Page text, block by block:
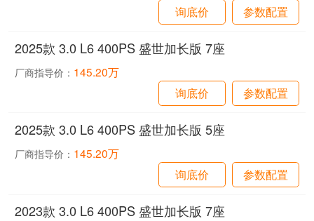
询底价 参数配置
2025款 3.0 L6 400PS 盛世加长版 7座
厂商指导价： 145.20万
询底价
参数配置
2025款 3.0 L6 400PS 盛世加长版 5座
厂商指导价： 145.20万
询底价
参数配置
2023款 3.0 L6 400PS 盛世加长版 7座